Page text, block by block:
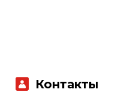
Контакты